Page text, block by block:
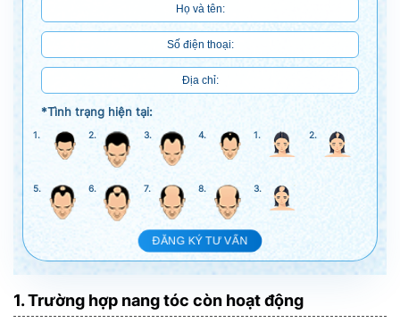
*Tình trạng hiện tại:
1. 2. 3. 4. 1. 2.
5. 6. 7. 8. 3.
ĐĂNG KÝ TƯ VẤN
1. Trường hợp nang tóc còn hoạt động